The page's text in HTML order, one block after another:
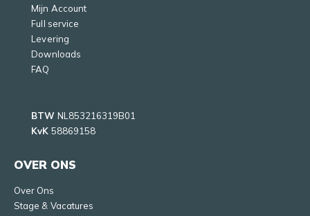
Mijn Account
Full service
Levering
Downloads
FAQ
BTW NL853216319B01
KvK 58869158
OVER ONS
Over Ons
Stage & Vacatures